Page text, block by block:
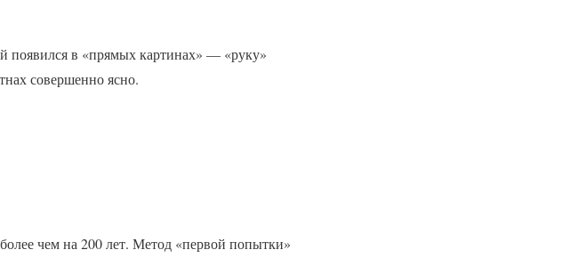
появился в «прямых картинах» — «руку»
совершенно ясно.
чем на 200 лет. Метод «первой попытки»